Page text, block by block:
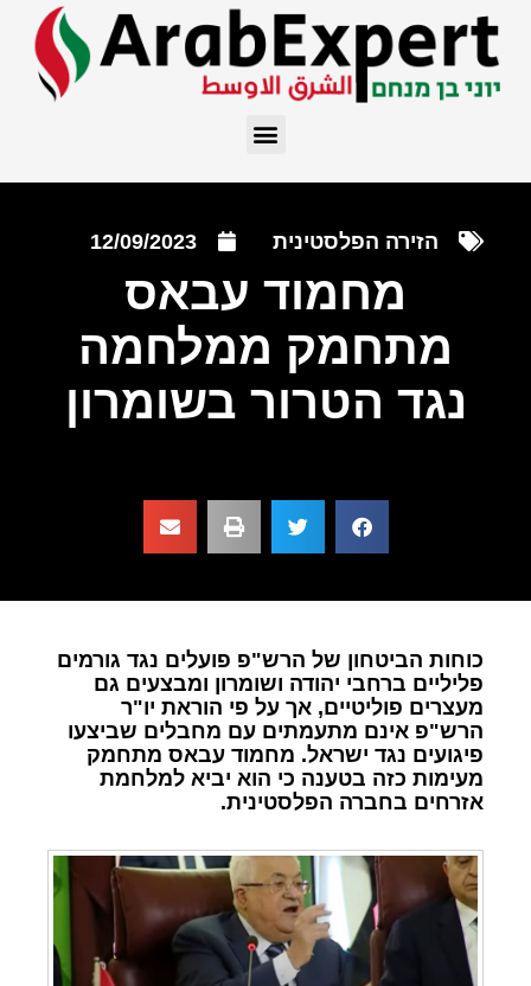
הזירה הפלסטינית 12/09/2023
מחמוד עבאס
מתחמק ממלחמה
נגד הטרור בשומרון
כוחות הביטחון של הרש"פ פועלים נגד גורמים
פליליים ברחבי יהודה ושומרון ומבצעים גם
מעצרים פוליטיים, אך על פי הוראת יו"ר
הרש"פ אינם מתעמתים עם מחבלים שביצעו
פיגועים נגד ישראל. מחמוד עבאס מתחמק
מעימות כזה בטענה כי הוא יביא למלחמת
אזרחים בחברה הפלסטינית.